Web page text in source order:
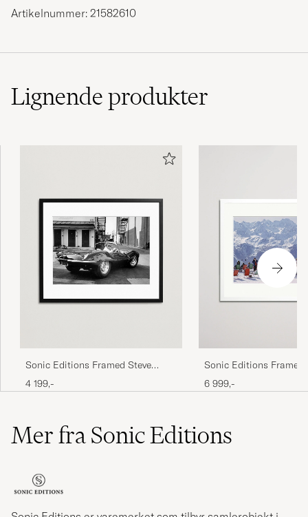
Artikelnummer: 21582610
Lignendeprodukter
Sonic Editions Framed Steve
McQueen 1963
4 199,-
Sonic Editions Framed
Aarons Lounging in
6 999,-
Mer fra Sonic Editions